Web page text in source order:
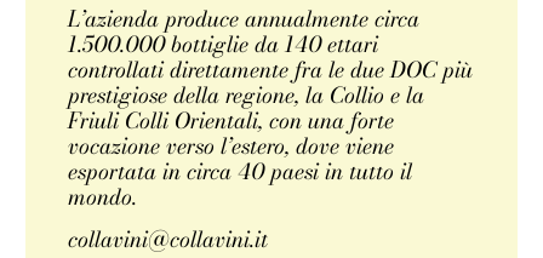
L’azienda produce annualmente circa
1.500.000 bottiglie da 140 ettari
controllati direttamente fra le due DOC più
prestigiose della regione, la Collio e la
Friuli Colli Orientali, con una forte
vocazione verso l’estero, dove viene
esportata in circa 40 paesi in tutto il
mondo.
collavini@collavini.it